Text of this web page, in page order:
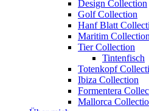
Design Collection
Golf Collection
Hanf Blatt
Maritim Collection
Tier Collection
Tintenfisch
Totenkopf
Ibiza Collection
Formentera
Mallorca